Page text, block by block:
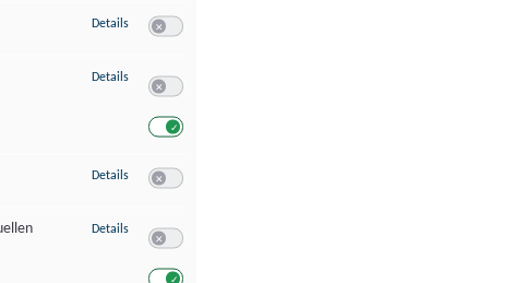
Details zu Verwendung von Profilen zur Auswahl personalisierter Werbung
Details zu Messung der Werbeleistung
Details zu Messung der Performance von Inhalten
Details zu Analyse von Zielgruppen durch Statistiken oder Kombinationen von